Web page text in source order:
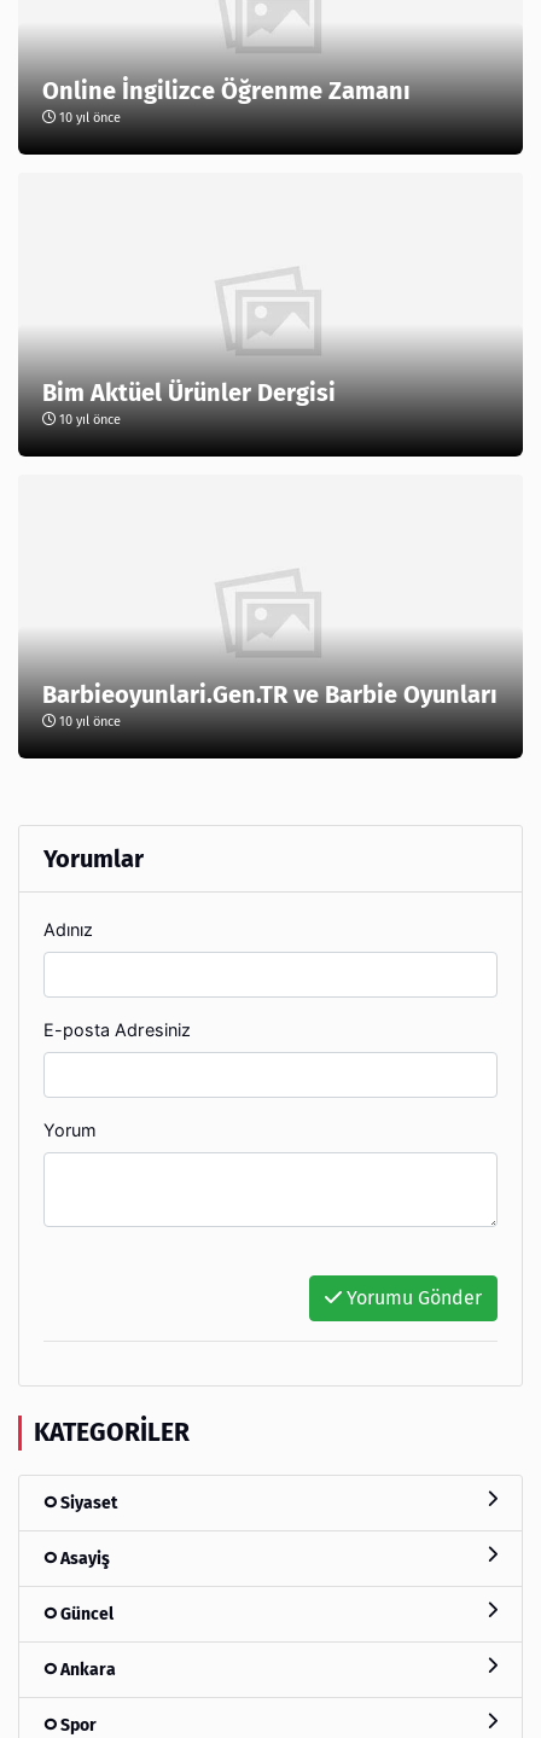
Online İngilizce Öğrenme Zamanı
10 yıl önce
Bim Aktüel Ürünler Dergisi
10 yıl önce
Barbieoyunlari.Gen.TR ve Barbie Oyunları
10 yıl önce
Yorumlar
Adınız
E-posta Adresiniz
Yorum
Yorumu Gönder
KATEGORILER
Siyaset
Asayiş
Güncel
Ankara
Spor